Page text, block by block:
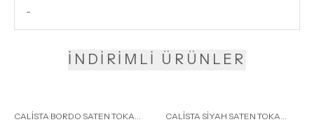
-
İNDİRİMLİ ÜRÜNLER
CALİSTA BORDO SATEN TOKA
CALİSTA SİYAH SATEN TOKA